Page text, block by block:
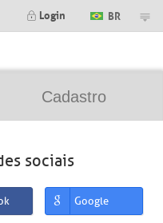
Login BR
Cadastro
sociais
Google